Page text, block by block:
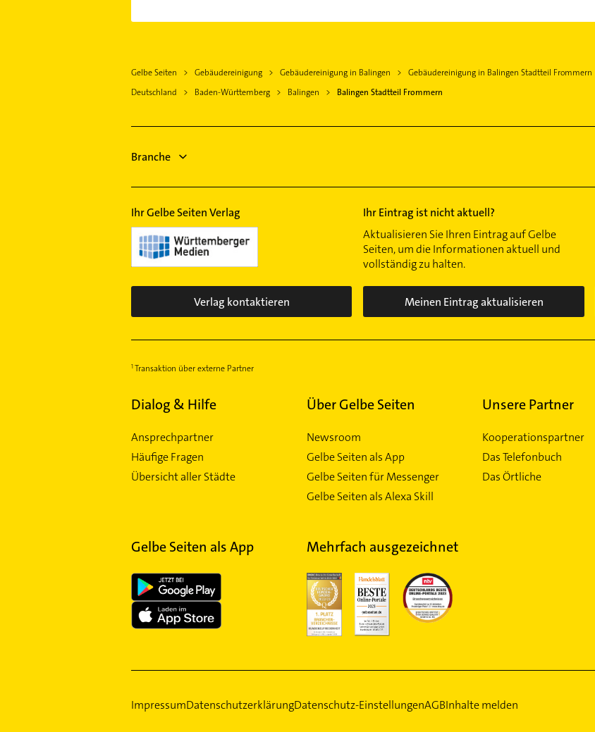
Trossingen
Dunningen
Niedereschach
Klempner
Elektro Reparatur
Rechtsanwalt
Krankengymnastik
Schreiner
Maler
Gelbe Seiten Gebäudereinigung Gebäudereinigung in Balingen Gebäudereinigung in Balingen Stadtteil Frommern
Deutschland
Baden-Württemberg Balingen Balingen Stadtteil Frommern
Branche
Ihr Gelbe Seiten Verlag
Verlag kontaktieren
Ihr Eintrag ist nicht aktuell?
Aktualisieren Sie Ihren Eintrag auf Gelbe
Seiten, um die Informationen aktuell und
vollständig zu halten.
Meinen Eintrag aktualisieren
Transaktion über externe Partner
Dialog & Hilfe
Ansprechpartner
Häufige Fragen
Übersicht aller Städte
Über Gelbe Seiten
Newsroom
Gelbe Seiten als App
Gelbe Seiten für Messenger
Gelbe Seiten als Alexa Skill
Unsere Partner
Kooperationspartner
Das Telefonbuch
Das Örtliche
Gelbe Seiten als App Mehrfach ausgezeichnet
ImpressumDatenschutzerklärungDatenschutz-EinstellungenAGBInhalte melden